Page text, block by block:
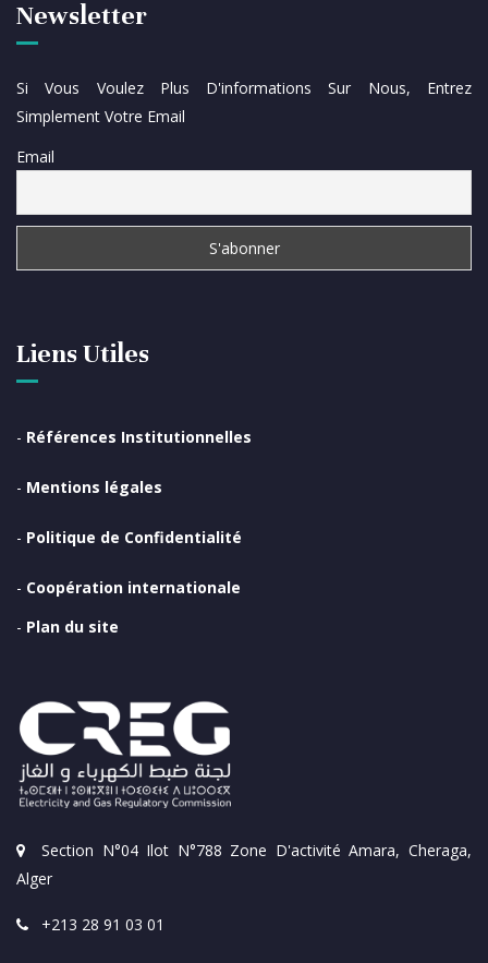
Section N°04 Ilot N°788 Zone D'activité Amara, Cheraga,
Alger
+213 28 91 03 01
Liens Utiles
- Références Institutionnelles
- Mentions légales
- Politique de Confidentialité
- Coopération internationale
- Plan du site
Newsletter
Si Vous Voulez Plus D'informations Sur Nous, Entrez
Simplement Votre Email
Email